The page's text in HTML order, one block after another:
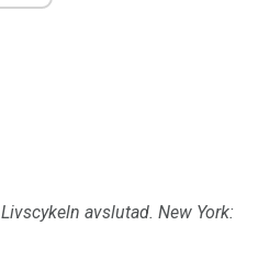
Livscykeln avslutad. New York: